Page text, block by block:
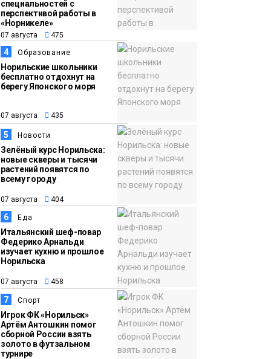
13:08
07 августа
Новости
Предстоящие
выходные в
Норильске будут
зябкими, пасмурными
и дождливыми
специальностей с
перспективой работы в
«Норникеле»
07 августа 475
4 Образование
Норильские школьники
бесплатно отдохнут на
берегу Японского моря
07 августа 435
5 Новости
Зелёный курс Норильска:
новые скверы и тысячи
растений появятся по
всему городу
07 августа 404
6 Еда
Итальянский шеф-повар
Федерико Арнальди
изучает кухню и прошлое
Норильска
07 августа 458
7 Спорт
Игрок ФК «Норильск»
Артём Антошкин помог
сборной России взять
золото в футзальном
турнире